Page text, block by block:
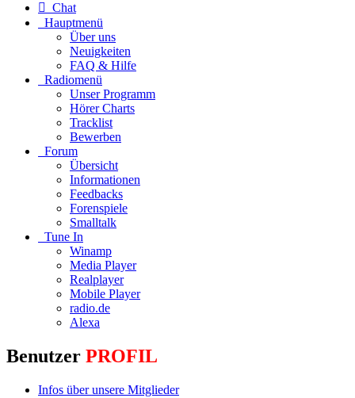
Chat
Hauptmenü
Über uns
Neuigkeiten
FAQ & Hilfe
Radiomenü
Unser Programm
Hörer Charts
Tracklist
Bewerben
Forum
Übersicht
Informationen
Feedbacks
Forenspiele
Smalltalk
Tune In
Winamp
Media Player
Realplayer
Mobile Player
radio.de
Alexa
Benutzer PROFIL
Infos über unsere Mitglieder